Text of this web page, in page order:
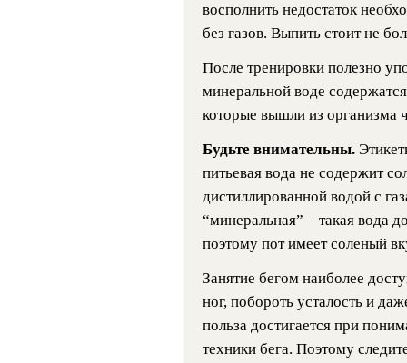
восполнить недостаток
без газов. Выпить стоит не
После тренировки полезно
минеральной воде
которые вышли из организма
Будьте внимательны.
питьевая вода не содержит
дистиллированной водой с
“минеральная” – такая вода
поэтому пот имеет соленый
Занятие бегом наиболее
ног, побороть усталость и
польза достигается при
техники бега. Поэтому